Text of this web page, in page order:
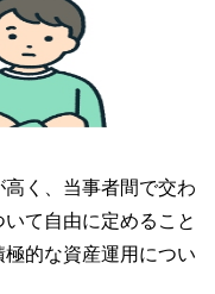
く、当事者間で交わ
て自由に定めること
的な資産運用につい